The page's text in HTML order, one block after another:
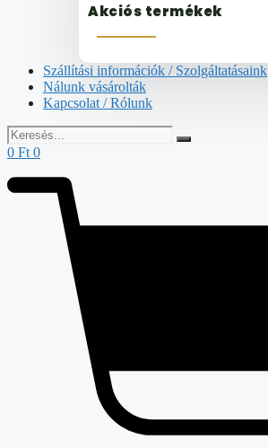
Akciós termékek
Szállítási információk / Szolgáltatásaink
Nálunk vásárolták
Kapcsolat / Rólunk
0 Ft 0